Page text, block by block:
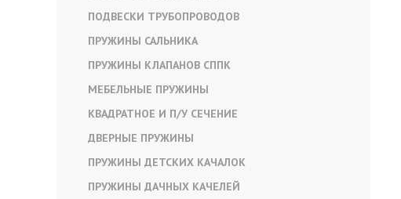
ПОДВЕСКИ ТРУБОПРОВОДОВ
ПРУЖИНЫ САЛЬНИКА
ПРУЖИНЫ КЛАПАНОВ СППК
МЕБЕЛЬНЫЕ ПРУЖИНЫ
КВАДРАТНОЕ И П/У СЕЧЕНИЕ
ДВЕРНЫЕ ПРУЖИНЫ
ПРУЖИНЫ ДЕТСКИХ КАЧАЛОК
ПРУЖИНЫ ДАЧНЫХ КАЧЕЛЕЙ